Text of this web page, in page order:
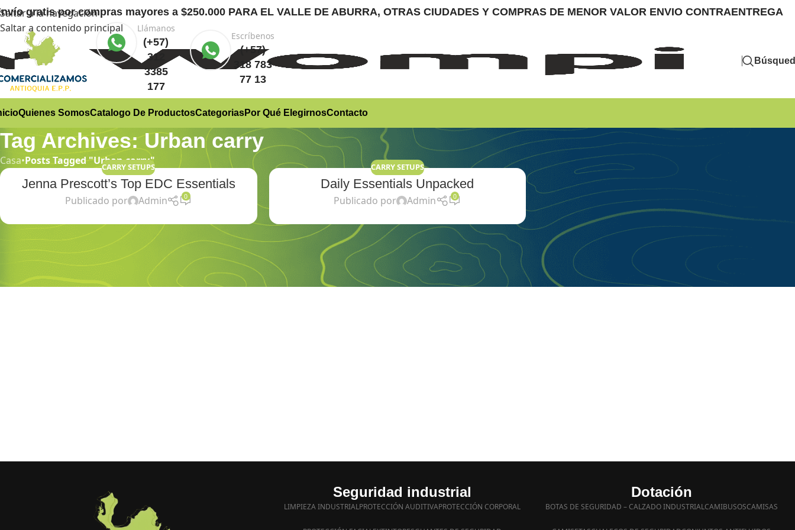
Saltar a la navegación
Saltar a contenido principal
gratispor compras mayores a $250.000 PARA EL VALLE DE ABURRA, OTRAS CIUDADES Y COMPRAS DE MENOR VALOR ENVIO CONTRAENTREGA
Llámanos
(+57)
312
3385
177
Escríbenos
(+57)
318 783
77 13
Quienes SomosCatalogo De ProductosCategoriasPor Qué ElegirnosContacto
Tag Archives: Urban carry
Casa•Posts Tagged "Urban carry"
CARRY SETUPS
Jenna Prescott’s Top EDC Essentials
Publicado por Admin 0
CARRY SETUPS
Daily Essentials Unpacked
Publicado por Admin 0
Seguridad industrial
LIMPIEZA INDUSTRIALPROTECCIÓN AUDITIVAPROTECCIÓN CORPORAL
Dotación
BOTAS DE SEGURIDAD – CALZADO INDUSTRIALCAMIBUSOSCAMISAS